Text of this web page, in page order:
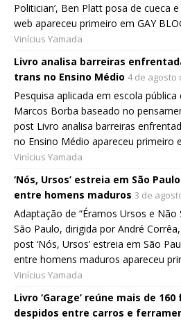
Politician’, Ben Platt posa de cueca
web apareceu primeiro em GAY
Vinícius Yamada
Livro analisa barreiras
trans no Ensino Médio 4 de agosto
Pesquisa aplicada em escola
Marcos Borba baseado no
post Livro analisa barreiras
no Ensino Médio apareceu primeiro
Vinícius Yamada
‘Nós, Ursos’ estreia em São
entre homens maduros 3 de
Adaptação de “Éramos Ursos e Não
São Paulo, dirigida por André
post ‘Nós, Ursos’ estreia em São
entre homens maduros apareceu
Vinícius Yamada
Livro ‘Garage’ reúne mais de
despidos entre carros e